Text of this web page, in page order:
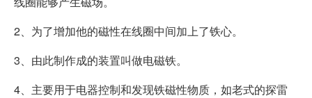
2、为了增加他的磁性在线圈中间加上了铁心。
3、由此制作成的装置叫做电磁铁。
4、主要用于电器控制和发现铁磁性物质，如老式的探雷